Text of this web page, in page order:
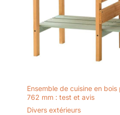
Ensemble de cuisine en
762 mm : test et avis
Divers extérieurs